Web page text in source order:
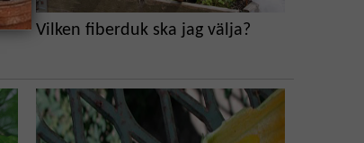
Vilken fiberduk ska jag välja?